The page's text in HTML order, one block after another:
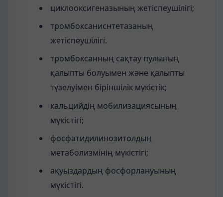
циклооксигеназының жетіспеушілігі;
тромбоксаниснтетазаның
жетіспеушілігі.
тромбоксанның сақтау пулының
қалыпты болуымен және қалыпты
түзелуімен біріншілік мүкістік;
кальцийдің мобилизациясының
мүкістігі;
фосфатидилинозитолдың
метаболизмінің мүкістігі;
ақуыздардың фосфорлануының
мүкістігі.